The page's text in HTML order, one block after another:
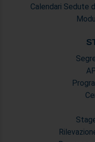
Calendari Sedute